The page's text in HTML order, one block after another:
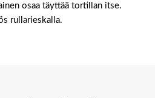
osaa täyttää tortillan itse.
rullarieskalla.